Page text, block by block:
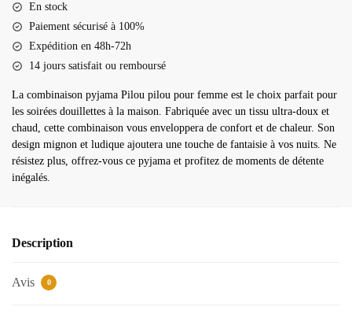
pyjama
femme
En stock
Paiement sécurisé à 100%
Expédition en 48h-72h
14 jours satisfait ou remboursé
La combinaison pyjama Pilou pilou pour femme est le choix parfait pour
les soirées douillettes à la maison. Fabriquée avec un tissu ultra-doux et
chaud, cette combinaison vous enveloppera de confort et de chaleur. Son
design mignon et ludique ajoutera une touche de fantaisie à vos nuits. Ne
résistez plus, offrez-vous ce pyjama et profitez de moments de détente
inégalés.
Description
Avis 0